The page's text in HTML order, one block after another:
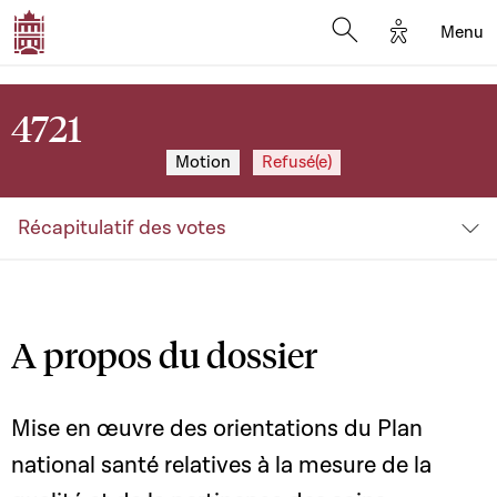
Options
Menu
4721
Motion Refusé(e)
Récapitulatif des votes
A propos du dossier
Mise en œuvre des orientations du Plan
national santé relatives à la mesure de la